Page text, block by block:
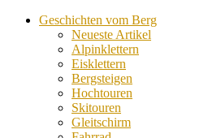
Geschichten vom Berg
Neueste Artikel
Alpinklettern
Eisklettern
Bergsteigen
Hochtouren
Skitouren
Gleitschirm